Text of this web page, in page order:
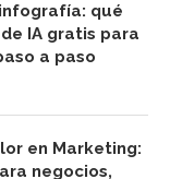
qué
IA gratis para
a paso
en Marketing:
negocios,